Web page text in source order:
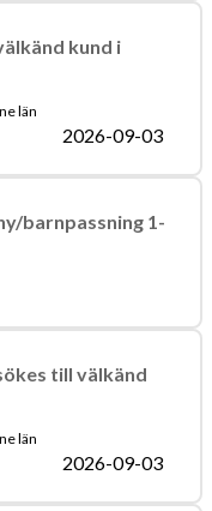
kund i
län
2026-09-03
barnpassning 1-
till välkänd
län
2026-09-03